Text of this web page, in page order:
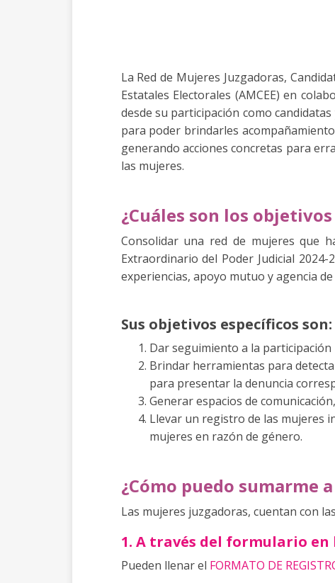
La Red de Mujeres Juzgadoras,
Estatales Electorales (AMCEE) en
desde su participación como
para poder brindarles
generando acciones concretas para
las mujeres.
¿Cuáles son los
Consolidar una red de mujeres que
Extraordinario del Poder Judicial
experiencias, apoyo mutuo y agencia
Sus objetivos específicos son:
Dar seguimiento a la participación
Brindar herramientas para
para presentar la denuncia
Generar espacios de
Llevar un registro de las mujeres
mujeres en razón de género.
¿Cómo puedo sumarme
Las mujeres juzgadoras, cuentan con
1. A través del formulario en
Pueden llenar el FORMATO DE